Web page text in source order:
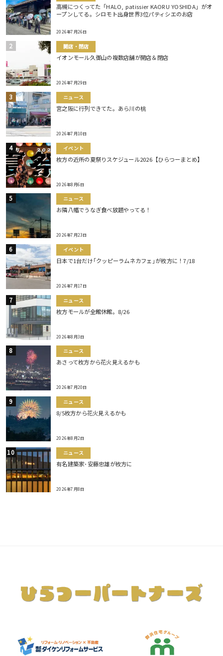
高槻につくってた「HALO, patissier KAORU YOSHIDA」がオ
ープンしてる。シロモト出身世界3位パティシエのお店
2026年7月26日
開店・閉店
イオンモール久御山の複数店舗が開店＆閉店
2026年7月29日
ニュース
宮之阪に行列できてた。あら川の桃
2026年7月10日
イベント
枚方の近所の夏祭りスケジュール2026【ひらつーまとめ】
2026年8月6日
ニュース
お隣八幡でうなぎ食べ放題やってる！
2026年7月23日
イベント
日本で1台だけ｢クッピーラムネカフェ｣が枚方に！7/18
2026年7月17日
ニュース
枚方モールが全館休館。8/26
2026年8月3日
ニュース
あさって枚方から花火見えるかも
2026年7月20日
ニュース
8/5枚方から花火見えるかも
2026年8月2日
ニュース
有名建築家･安藤忠雄が枚方に
2026年7月8日